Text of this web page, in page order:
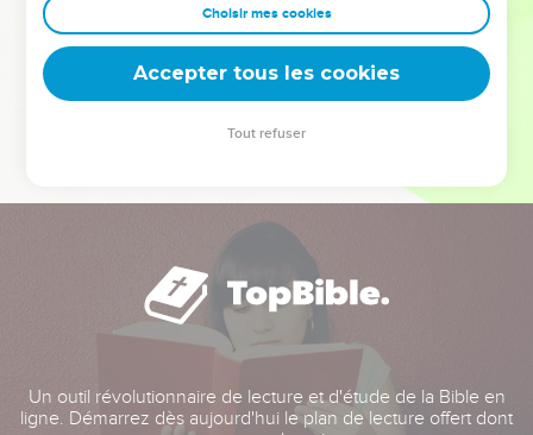
clés pour avancer avec plus de sagesse afin que leurs erreurs
deviennent vos tremplins. Que vous guidiez un ministère, une
équipe, un groupe ou une famille, leur expérience est faite
Un outil révolutionnaire de lecture et d'étude de la Bible en
ligne. Démarrez dès aujourd'hui le plan de lecture offert dont
Choisir mes cookies
Accepter tous les cookies
Tout refuser